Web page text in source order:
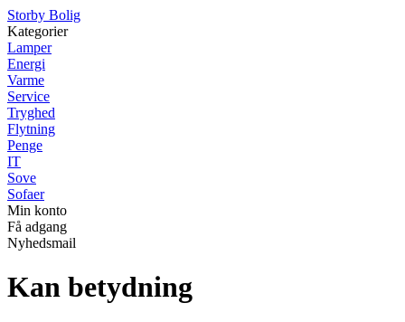
Storby Bolig
Kategorier
Lamper
Energi
Varme
Service
Tryghed
Flytning
Penge
IT
Sove
Sofaer
Min konto
Få adgang
Nyhedsmail
Kan betydning